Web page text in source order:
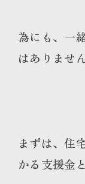
為にも、一
はありませ
まずは、住
かる支援金